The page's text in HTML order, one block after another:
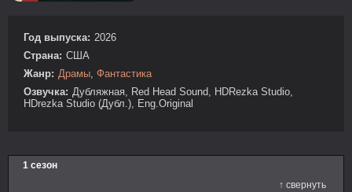
Год выпуска: 2026
Страна: США
Жанр: Драмы Фантастика
Озвучка: Дубляжная, Red Head Sound, HDRezka Studio,
HDrezka Studio (Дубл.), Eng.Original
1 сезон
↑ свернуть